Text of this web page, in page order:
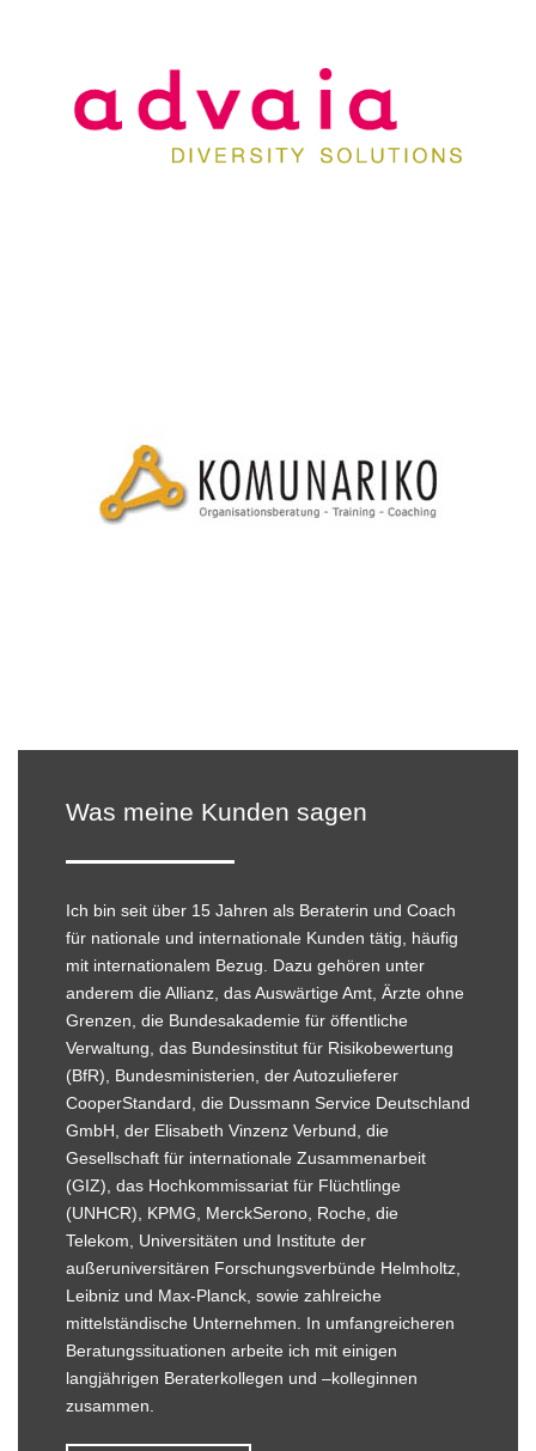
Was meine Kunden sagen
Ich bin seit über 15 Jahren als Beraterin und Coach
für nationale und internationale Kunden tätig, häufig
mit internationalem Bezug. Dazu gehören unter
anderem die Allianz, das Auswärtige Amt, Ärzte ohne
Grenzen, die Bundesakademie für öffentliche
Verwaltung, das Bundesinstitut für Risikobewertung
(BfR), Bundesministerien, der Autozulieferer
CooperStandard, die Dussmann Service Deutschland
GmbH, der Elisabeth Vinzenz Verbund, die
Gesellschaft für internationale Zusammenarbeit
(GIZ), das Hochkommissariat für Flüchtlinge
(UNHCR), KPMG, MerckSerono, Roche, die
Telekom, Universitäten und Institute der
außeruniversitären Forschungsverbünde Helmholtz,
Leibniz und Max-Planck, sowie zahlreiche
mittelständische Unternehmen. In umfangreicheren
Beratungssituationen arbeite ich mit einigen
langjährigen Beraterkollegen und –kolleginnen
zusammen.